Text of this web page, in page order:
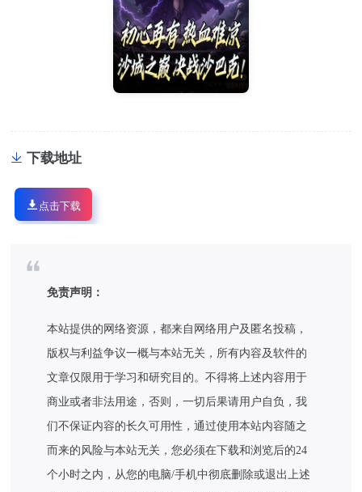
下载地址
点击下载
免责声明：
本站提供的网络资源，都来自网络用户及匿名投稿，
版权与利益争议一概与本站无关，所有内容及软件的
文章仅限用于学习和研究目的。不得将上述内容用于
商业或者非法用途，否则，一切后果请用户自负，我
们不保证内容的长久可用性，通过使用本站内容随之
而来的风险与本站无关，您必须在下载和浏览后的24
个小时之内，从您的电脑/手机中彻底删除或退出上述